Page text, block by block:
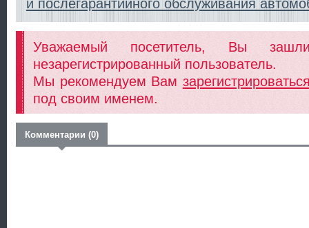
Уважаемый посетитель, Вы
незарегистрированный пользователь.
Мы рекомендуем Вам
под своим именем.
Комментарии (0)